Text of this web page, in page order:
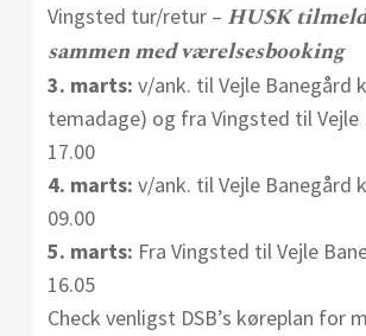
Vingsted tur/retur – HUSK
sammen med værelsesbooking
3. marts: v/ank. til Vejle Banegård
temadage) og fra Vingsted til Vejle
17.00
4. marts: v/ank. til Vejle Banegård
09.00
5. marts: Fra Vingsted til Vejle
16.05
Check venligst DSB’s køreplan for